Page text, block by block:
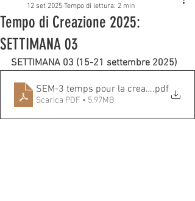
Tempo di Creazione 2025:
SETTIMANA 03
12 set 2025 Tempo di lettura: 2 min
SETTIMANA 03 (15-21 settembre 2025)
SEM-3 temps pour la creation 2025-
.pdf
Scarica PDF • 5.97MB